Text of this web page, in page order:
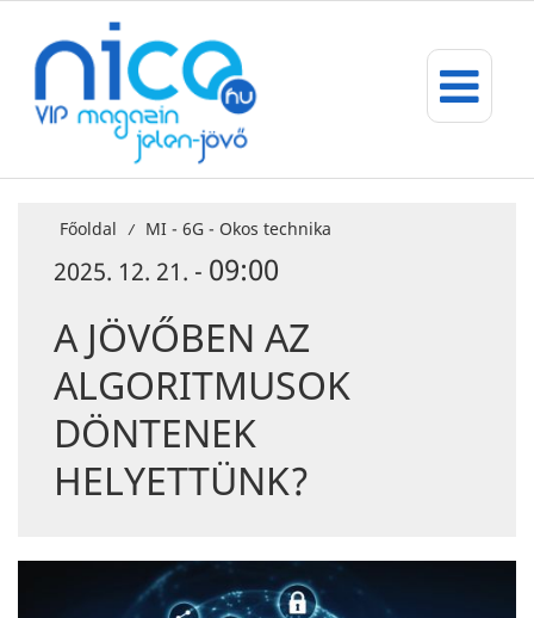
Főoldal / MI - 6G - Okos technika
2025. 12. 21. - 09:00
A JÖVŐBEN AZ
ALGORITMUSOK
DÖNTENEK
HELYETTÜNK?